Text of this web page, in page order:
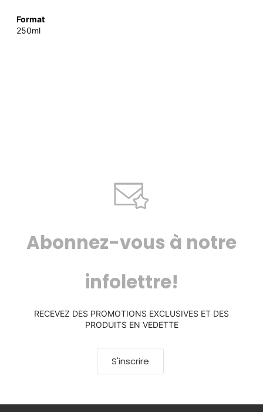
Format
250ml
Abonnez-vous à notre
infolettre!
RECEVEZ DES PROMOTIONS EXCLUSIVES ET DES
PRODUITS EN VEDETTE
S'inscrire